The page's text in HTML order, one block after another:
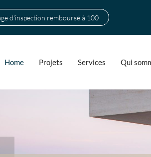
d'inspection remboursé à 100
Home Projets Services Qui